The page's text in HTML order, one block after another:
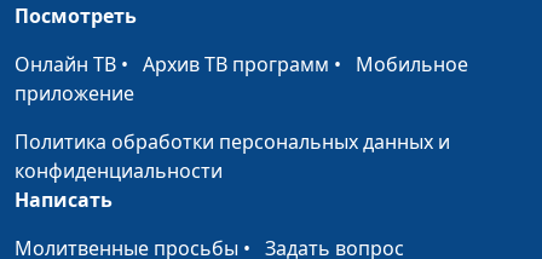
Пророк, бегающий от
Бога
Валерий
священнослужитель
Радуйтесь, праведные о
Господе
священнослужитель
Посмотреть
Онлайн ТВ • Архив ТВ программ • Мобильное
приложение
Политика обработки персональных данных и
конфиденциальности
Написать
Молитвенные просьбы • Задать вопрос